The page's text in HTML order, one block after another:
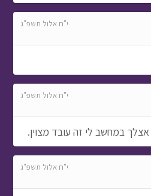
י"ח אלול תשפ"ג
י"ח אלול תשפ"ג
במחשב לי זה עובד מצוין.
י"ח אלול תשפ"ג